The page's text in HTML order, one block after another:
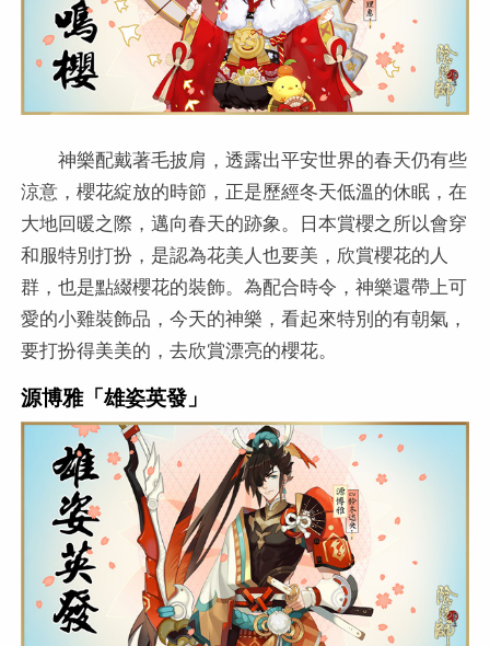
神樂配戴著毛披肩，透露出平安世界的春天仍有些
涼意，櫻花綻放的時節，正是歷經冬天低溫的休眠，在
大地回暖之際，邁向春天的跡象。日本賞櫻之所以會穿
和服特別打扮，是認為花美人也要美，欣賞櫻花的人
群，也是點綴櫻花的裝飾。為配合時令，神樂還帶上可
愛的小雞裝飾品，今天的神樂，看起來特別的有朝氣，
要打扮得美美的，去欣賞漂亮的櫻花。
源博雅「雄姿英發」